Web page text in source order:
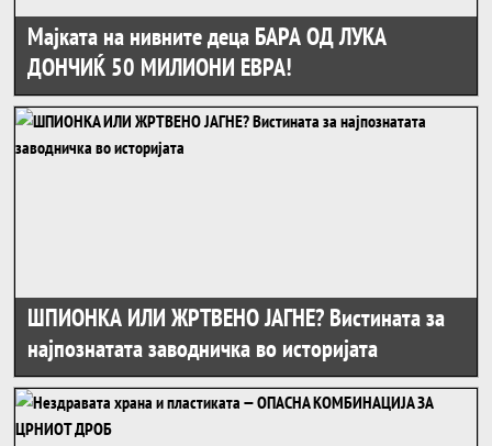
Мајката на нивните деца БАРА ОД ЛУКА
ДОНЧИЌ 50 МИЛИОНИ ЕВРА!
ШПИОНКА ИЛИ ЖРТВЕНО ЈАГНЕ? Вистината за
најпознатата заводничка во историјата